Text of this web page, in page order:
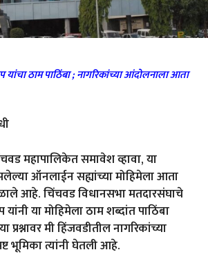
ठाम पाठिंबा ; नागरिकांच्या आंदोलनाला आता
महापालिकेत समावेश व्हावा, या
ऑनलाईन सह्यांच्या मोहिमेला आता
आहे. चिंचवड विधानसभा मतदारसंघाचे
या मोहिमेला ठाम शब्दांत पाठिंबा
मी हिंजवडीतील नागरिकांच्या
भूमिका त्यांनी घेतली आहे.